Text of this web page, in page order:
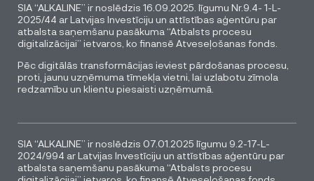
SIA “ALKALINE” ir noslēdzis 16.09.2025. līgumu Nr.9.4- 1-L-
2025/44 ar Latvijas Investīciju un attīstības aģentūru par
atbalsta saņemšanu pasākuma “Atbalsts procesu
digitalizācijai” ietvaros, ko finansē Atveseļošanas fonds.
Pēc digitālās transformācijas ieviest pārdošanas procesu,
proti, jaunu uzņēmuma tīmekļa vietni, lai uzlabotu zīmola
redzamību un klientu piesaisti uzņēmumā.
SIA “ALKALINE” ir noslēdzis 07.01.2025 līgumu 9.2-17-L-
2024/994 ar Latvijas Investīciju un attīstības aģentūru par
atbalsta saņemšanu pasākuma “Atbalsts procesu